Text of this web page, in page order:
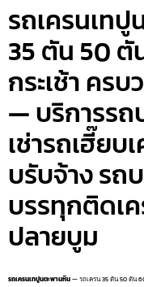
รถเครนเท
35 ตัน 50 ตั
กระเช้า คร
— บริการรถ
เช่ารถเฮี๊ยบ
บรับจ้าง รถ
บรรทุกติดเ
ปลายบูม
รถเครนเทปูนตะพานหิน— รถเครน 35 ตัน 50 ตัน